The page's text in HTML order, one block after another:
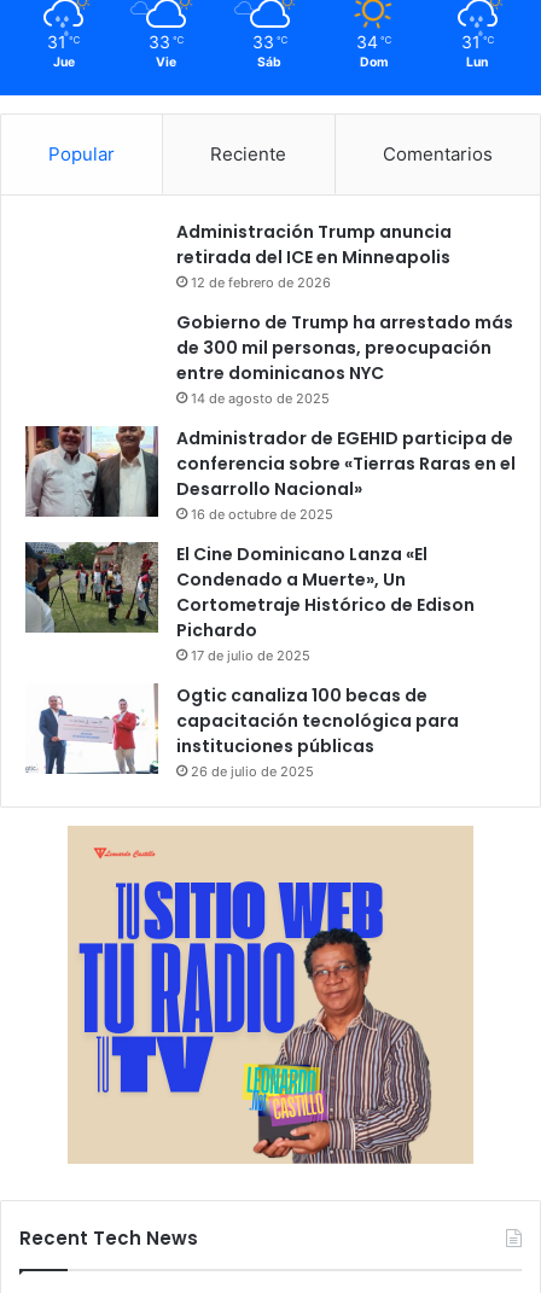
31 ℃
Jue
33 ℃
Vie
33 ℃
Sáb
34 ℃
Dom
31 ℃
Lun
Popular Reciente Comentarios
Administración Trump anuncia
retirada del ICE en Minneapolis
12 de febrero de 2026
Gobierno de Trump ha arrestado más
de 300 mil personas, preocupación
entre dominicanos NYC
14 de agosto de 2025
Administrador de EGEHID participa de
conferencia sobre «Tierras Raras en el
Desarrollo Nacional»
16 de octubre de 2025
El Cine Dominicano Lanza «El
Condenado a Muerte», Un
Cortometraje Histórico de Edison
Pichardo
17 de julio de 2025
Ogtic canaliza 100 becas de
capacitación tecnológica para
instituciones públicas
26 de julio de 2025
Recent Tech News